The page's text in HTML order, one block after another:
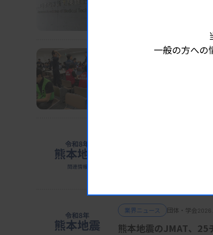
を予定している。詳細は、同学院ホームペ
資料はこちら
日臨技、被災2病院に
業界ニュース 団体・学会
熊本地震のJMAT、25
一般の方への